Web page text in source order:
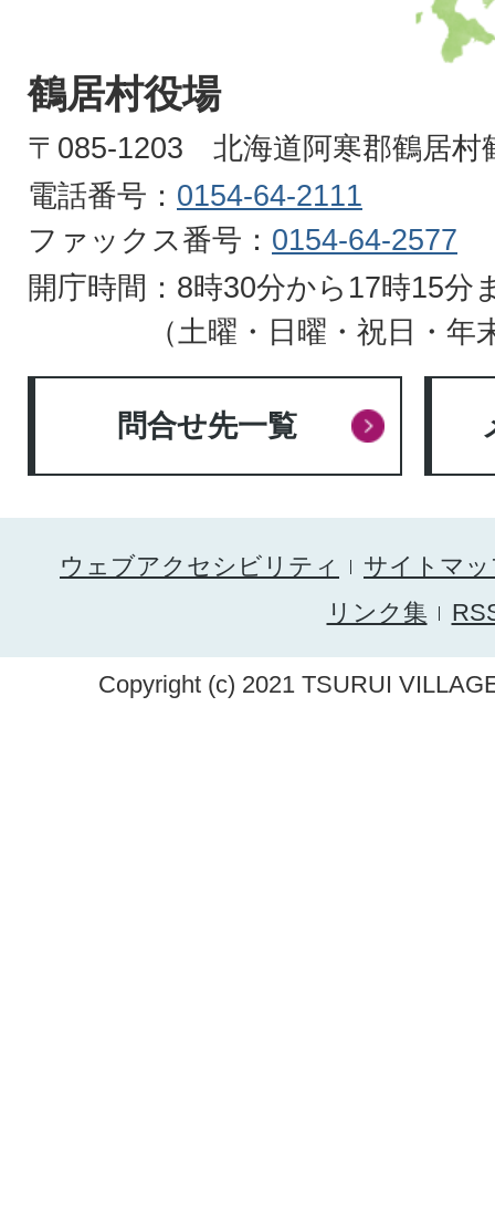
VILLAGE
HOKKAIDO
鶴居村役場
〒085-1203 北海道阿寒郡鶴居村
電話番号： 0154-64-2111
ファックス番号： 0154-64-2577
開庁時間：8時30分から17時15分
（土曜・日曜・祝日・年
問合せ先一覧
ウェブアクセシビリティ
サイトマ
リンク集
Copyright (c) 2021 TSURUI